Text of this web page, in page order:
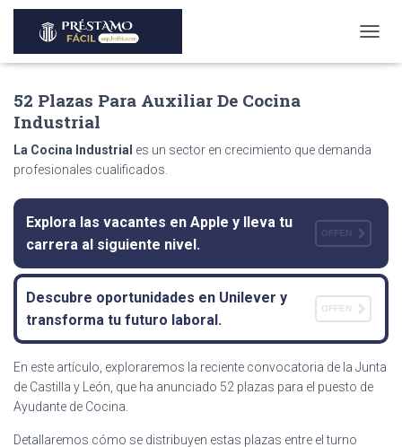
O
N
I
T
I
N
52 Plazas Para Auxiliar De Cocina
Industrial
La Cocina Industrial es un sector en crecimiento que demanda
profesionales cualificados.
Explora las vacantes en Apple y lleva tu
carrera al siguiente nivel.
OFFEN
Descubre oportunidades en Unilever y
transforma tu futuro laboral.
OFFEN
En este artículo, exploraremos la reciente convocatoria de la Junta
de Castilla y León, que ha anunciado 52 plazas para el puesto de
Ayudante de Cocina.
Detallaremos cómo se distribuyen estas plazas entre el turno